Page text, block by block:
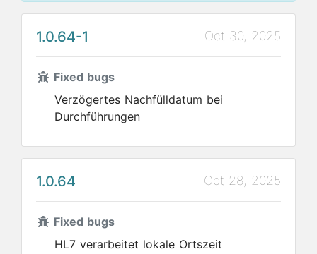
1.0.64-1 Oct 30, 2025
Fixed bugs
Verzögertes Nachfülldatum bei
Durchführungen
1.0.64 Oct 28, 2025
Fixed bugs
HL7 verarbeitet lokale Ortszeit